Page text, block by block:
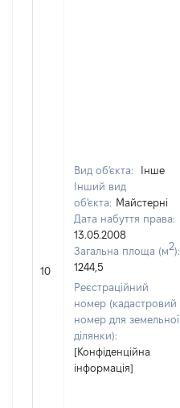
10
Вид об'єкта:
Інше
Інший вид
об'єкта: Майстерні
Дата набуття права:
13.05.2008
Загальна площа (м2):
1244,5
Реєстраційний
номер (кадастровий
номер для земельної
ділянки):
[Конфіденційна
інформація]